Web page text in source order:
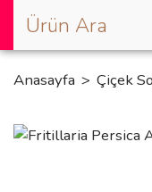
Anasayfa Çiçek